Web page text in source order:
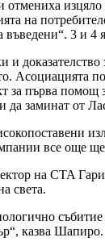
на
въведени“. 3 и
и
Асоциацията
за първа помощ
да заминат от
все още
на CTA
света.
казва